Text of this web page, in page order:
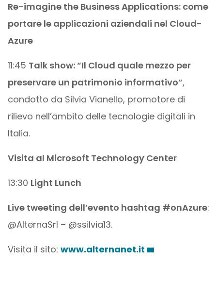
Re-imagine the Business Applications: come
portare le applicazioni aziendali nel Cloud-
Azure
11:45 Talk show:“Il Cloud quale mezzo per
preservare un patrimonio informativo”,
condotto da Silvia Vianello, promotore di
rilievo nell’ambito delle tecnologie digitali in
Italia.
Visita al Microsoft Technology Center
13:30 Light Lunch
Live tweeting dell’evento hashtag #onAzure:
@AlternaSrl – @ssilvia13.
Visita il sito: www.alternanet.it